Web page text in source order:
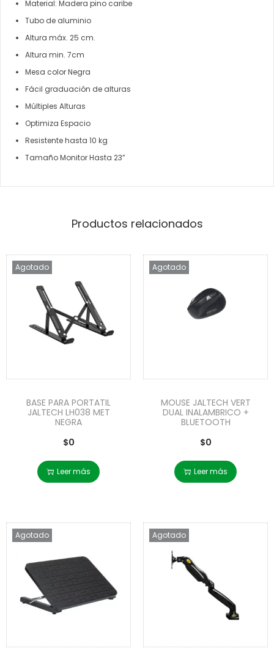
Material: Madera pino caribe
Tubo de aluminio
Altura máx. 25 cm.
Altura min. 7cm
Mesa color Negra
Fácil graduación de alturas
Múltiples Alturas
Optimiza Espacio
Resistente hasta 10 kg
Tamaño Monitor Hasta 23”
Productos relacionados
Agotado
BASE PARA PORTATIL
JALTECH LH038 MET
NEGRA
$0
Leer más
Agotado
MOUSE JALTECH VERT
DUAL INALAMBRICO +
BLUETOOTH
$0
Leer más
Agotado Agotado